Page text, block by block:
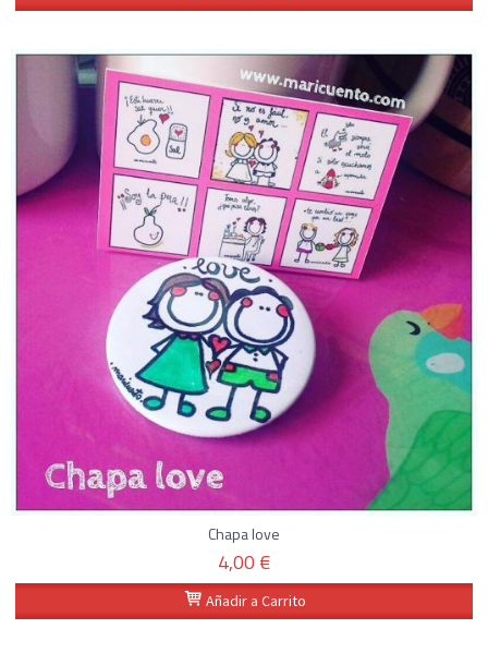
Chapa love
4,00 €
Añadir a Carrito